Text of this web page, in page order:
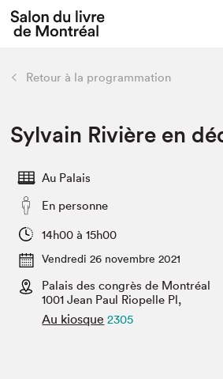
Espace exposant⋅e⋅s
Espace enseignant·e·s
L'événement
Préparer sa visite au
Actualités
SLM PRO
retour
Préparer sa visite
Salon au Palais
Projets partenaires
Liens pratiques
Retour à la programmation
Sylvain Rivière en
Au Palais
En personne
14h00 à 15h00
Vendredi 26 novembre 2021
Palais des congrès de Montréal
1001 Jean Paul Riopelle Pl,
Au kiosque 2305